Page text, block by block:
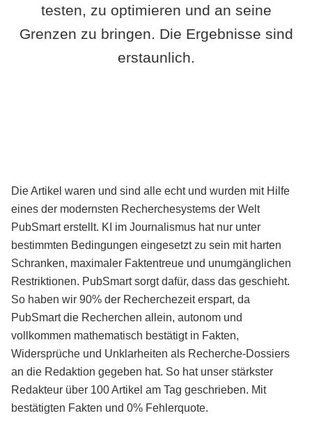
testen, zu optimieren und an seine
Grenzen zu bringen. Die Ergebnisse sind
erstaunlich.
Die Artikel waren und sind alle echt und wurden mit Hilfe
eines der modernsten Recherchesystems der Welt
PubSmart erstellt. KI im Journalismus hat nur unter
bestimmten Bedingungen eingesetzt zu sein mit harten
Schranken, maximaler Faktentreue und unumgänglichen
Restriktionen. PubSmart sorgt dafür, dass das geschieht.
So haben wir 90% der Recherchezeit erspart, da
PubSmart die Recherchen allein, autonom und
vollkommen mathematisch bestätigt in Fakten,
Widersprüche und Unklarheiten als Recherche-Dossiers
an die Redaktion gegeben hat. So hat unser stärkster
Redakteur über 100 Artikel am Tag geschrieben. Mit
bestätigten Fakten und 0% Fehlerquote.